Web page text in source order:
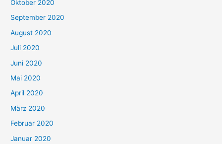
Oktober 2020
September 2020
August 2020
Juli 2020
Juni 2020
Mai 2020
April 2020
März 2020
Februar 2020
Januar 2020